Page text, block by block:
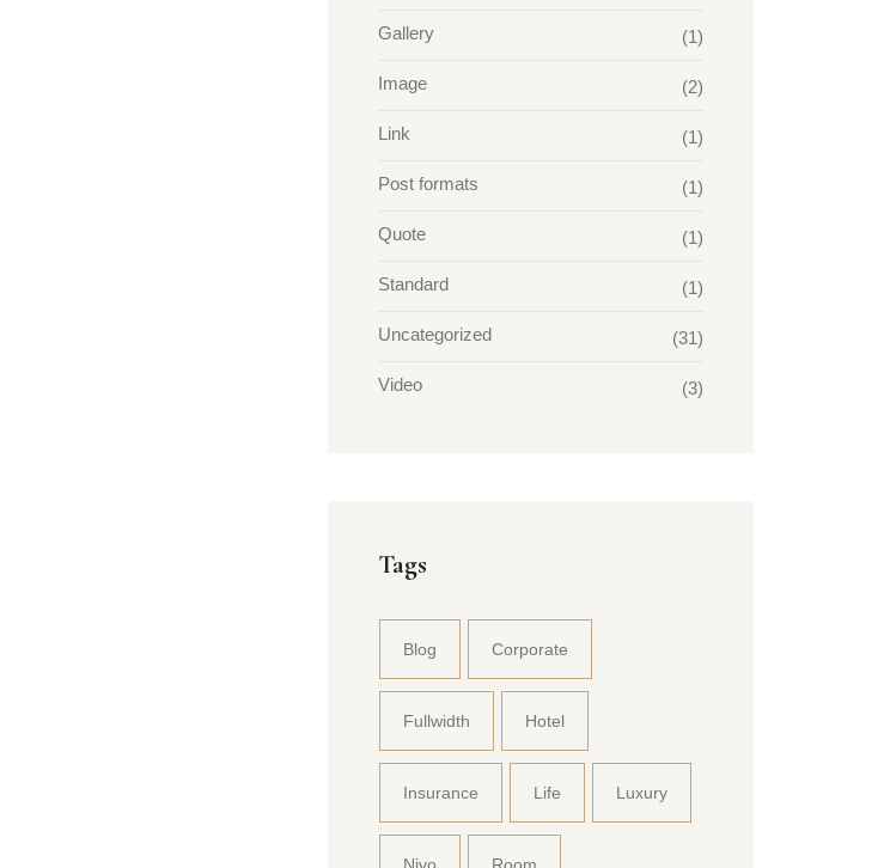
Gallery (1)
Image (2)
Link (1)
Post formats (1)
Quote (1)
Standard (1)
Uncategorized (31)
Video (3)
Tags
Blog Corporate
Fullwidth Hotel
Insurance Life Luxury